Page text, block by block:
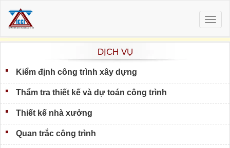
DỊCH VỤ
Kiểm định công trình xây dựng
Thẩm tra thiết kế và dự toán công trình
Thiết kế nhà xưởng
Quan trắc công trình